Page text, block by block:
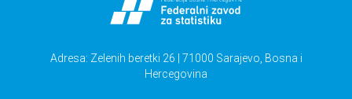
Adresa: Zelenih beretki 26 | 71000 Sarajevo, Bosna i
Hercegovina